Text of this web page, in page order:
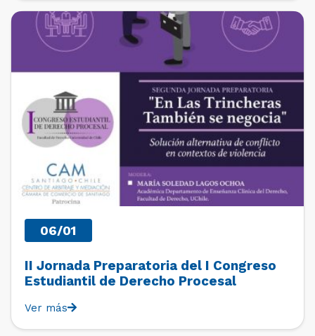
PAST EVENTS
06/01
II Jornada Preparatoria del I Congreso
Estudiantil de Derecho Procesal
Ver más